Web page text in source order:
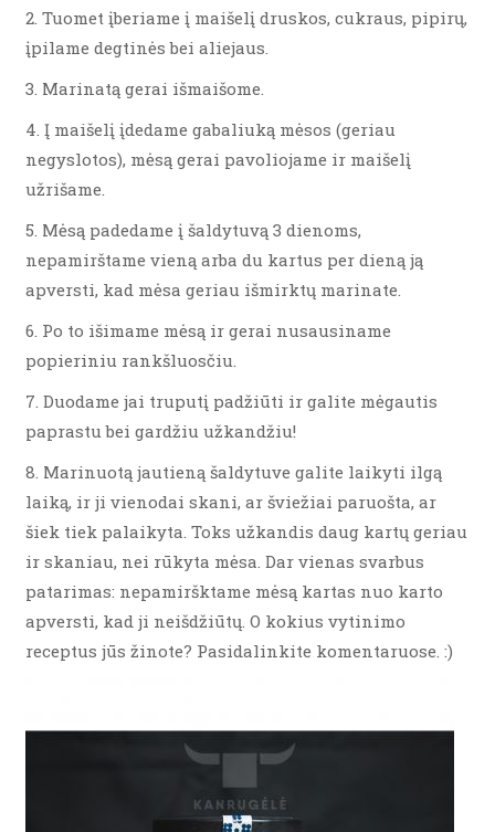
2. Tuomet įberiame į maišelį druskos, cukraus, pipirų,
įpilame degtinės bei aliejaus.
3. Marinatą gerai išmaišome.
4. Į maišelį įdedame gabaliuką mėsos (geriau
negyslotos), mėsą gerai pavoliojame ir maišelį
užrišame.
5. Mėsą padedame į šaldytuvą 3 dienoms,
nepamirštame vieną arba du kartus per dieną ją
apversti, kad mėsa geriau išmirktų marinate.
6. Po to išimame mėsą ir gerai nusausiname
popieriniu rankšluosčiu.
7. Duodame jai truputį padžiūti ir galite mėgautis
paprastu bei gardžiu užkandžiu!
8. Marinuotą jautieną šaldytuve galite laikyti ilgą
laiką, ir ji vienodai skani, ar šviežiai paruošta, ar
šiek tiek palaikyta. Toks užkandis daug kartų geriau
ir skaniau, nei rūkyta mėsa. Dar vienas svarbus
patarimas: nepamiršktame mėsą kartas nuo karto
apversti, kad ji neišdžiūtų. O kokius vytinimo
receptus jūs žinote? Pasidalinkite komentaruose. :)